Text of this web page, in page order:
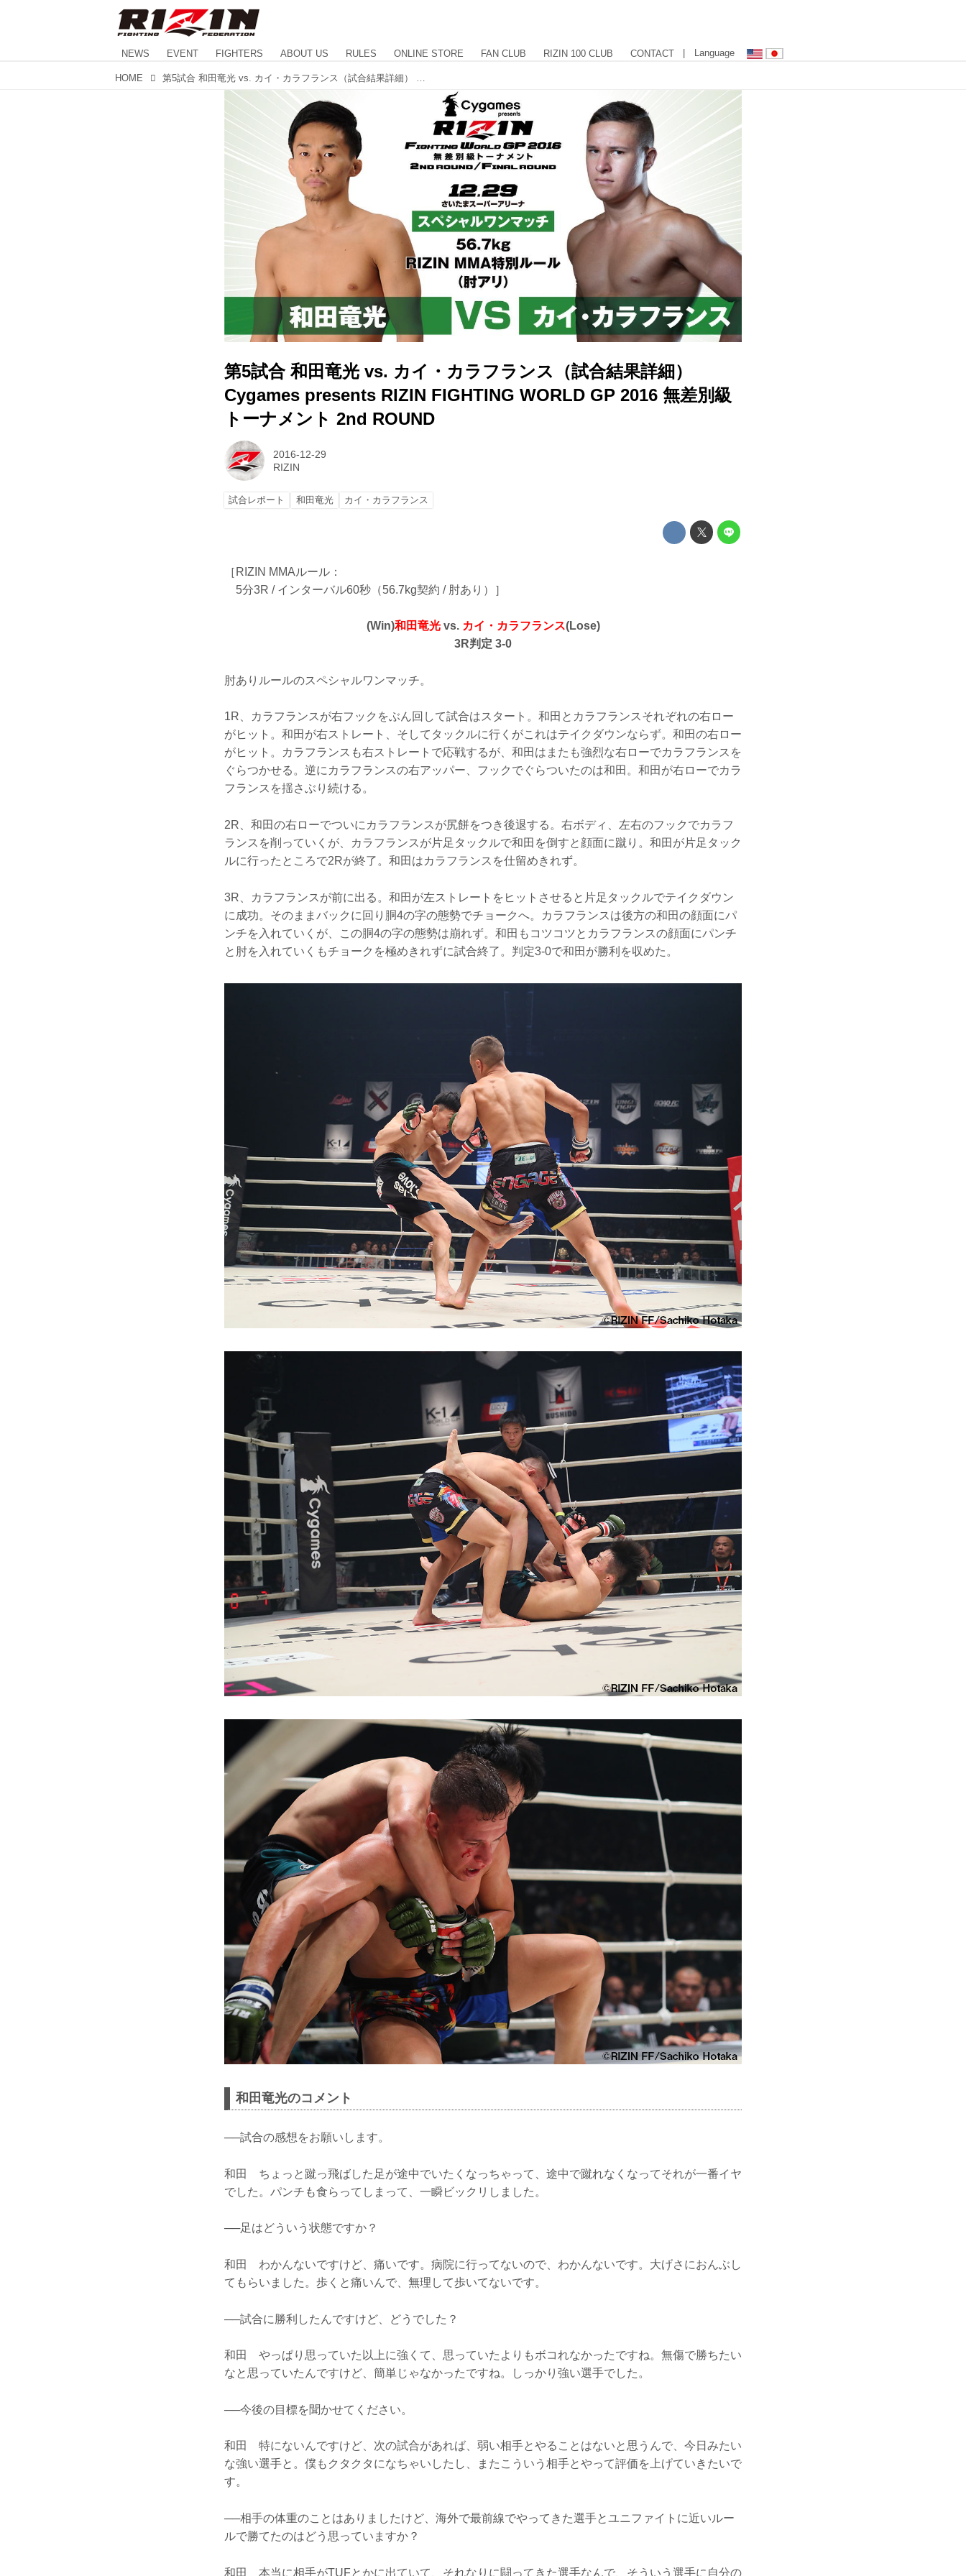
NEWS EVENT FIGHTERS ABOUT US RULES ONLINE STORE FAN CLUB RIZIN 100 CLUB CONTACT | Language
HOME
第5試合 和田竜光 vs. カイ・カラフランス（試合結果詳細）
Cygames presents RIZIN FIGHTING WORLD GP 2016 無差別級
トーナメント 2nd ROUND
2016-12-29
RIZIN
試合レポート 和田竜光 カイ・カラフランス
［RIZIN MMAルール：
5分3R / インターバル60秒（56.7kg契約 / 肘あり）］
(Win)和田竜光vs. カイ・カラフランス(Lose)
3R判定 3-0
肘ありルールのスペシャルワンマッチ。
1R、カラフランスが右フックをぶん回して試合はスタート。和田とカラフランスそれぞれの右ロー
がヒット。和田が右ストレート、そしてタックルに行くがこれはテイクダウンならず。和田の右ロー
がヒット。カラフランスも右ストレートで応戦するが、和田はまたも強烈な右ローでカラフランスを
ぐらつかせる。逆にカラフランスの右アッパー、フックでぐらついたのは和田。和田が右ローでカラ
フランスを揺さぶり続ける。
2R、和田の右ローでついにカラフランスが尻餅をつき後退する。右ボディ、左右のフックでカラフ
ランスを削っていくが、カラフランスが片足タックルで和田を倒すと顔面に蹴り。和田が片足タック
ルに行ったところで2Rが終了。和田はカラフランスを仕留めきれず。
3R、カラフランスが前に出る。和田が左ストレートをヒットさせると片足タックルでテイクダウン
に成功。そのままバックに回り胴4の字の態勢でチョークへ。カラフランスは後方の和田の顔面にパ
ンチを入れていくが、この胴4の字の態勢は崩れず。和田もコツコツとカラフランスの顔面にパンチ
と肘を入れていくもチョークを極めきれずに試合終了。判定3-0で和田が勝利を収めた。
和田竜光のコメント
──試合の感想をお願いします。
和田 ちょっと蹴っ飛ばした足が途中でいたくなっちゃって、途中で蹴れなくなってそれが一番イヤ
でした。パンチも食らってしまって、一瞬ビックリしました。
──足はどういう状態ですか？
和田 わかんないですけど、痛いです。病院に行ってないので、わかんないです。大げさにおんぶし
てもらいました。歩くと痛いんで、無理して歩いてないです。
──試合に勝利したんですけど、どうでした？
和田 やっぱり思っていた以上に強くて、思っていたよりもボコれなかったですね。無傷で勝ちたい
なと思っていたんですけど、簡単じゃなかったですね。しっかり強い選手でした。
──今後の目標を聞かせてください。
和田 特にないんですけど、次の試合があれば、弱い相手とやることはないと思うんで、今日みたい
な強い選手と。僕もクタクタになちゃいしたし、またこういう相手とやって評価を上げていきたいで
す。
──相手の体重のことはありましたけど、海外で最前線でやってきた選手とユニファイトに近いルー
ルで勝てたのはどう思っていますか？
和田 本当に相手がTUFとかに出ていて、それなりに闘ってきた選手なんで、そういう選手に自分の